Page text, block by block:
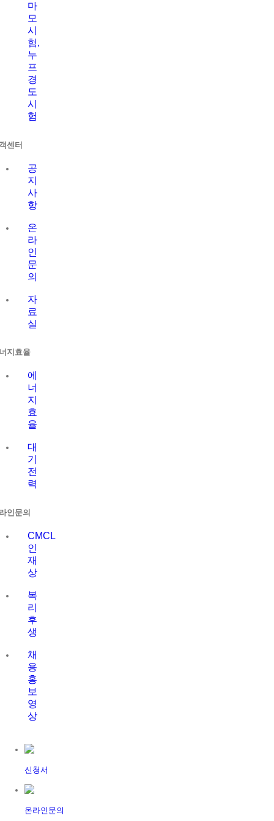
마
모
시
험,
누
프
경
도
시
험
센터
공
지
사
항
온
라
인
문
의
자
료
실
지효율
에
너
지
효
율
대
기
전
력
인문의
CMCL
인
재
상
복
리
후
생
채
용
홍
보
영
상
신청서
온라인문의